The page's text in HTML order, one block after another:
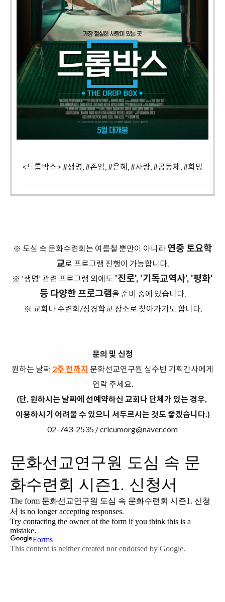
<드롭박스> #생명, #존엄, #은혜, #사랑, #공동체, #희망
※ 도심 속 문화수련회는 여름철 뿐만이 아니라 연중 토요학
교로 프로그램 진행이 가능합니다.
※ '생명' 관련 프로그램 외에도 '진로', '기독교역사', '평화'
등 다양한 프로그램을 준비 중에 있습니다.
※ 교회나 수련회/성경학교 장소로 찾아가기도 합니다.
문의 및 신청
원하는 날짜 2주 전까지 문화선교연구원 심수빈 기획간사에게
연락 주세요.
(단, 원하시는 날짜에 선예약하신 교회나 단체가 있는 경우,
이용하시기 어려울 수 있으니 서두르시는 것도 좋겠습니다.)
02-743-2535 / cricumorg@naver.com